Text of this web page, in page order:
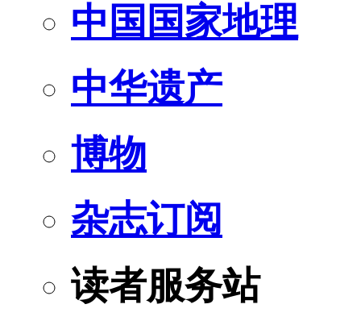
中国国家地理
中华遗产
博物
杂志订阅
读者服务站